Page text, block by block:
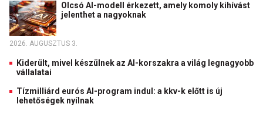
Olcsó AI-modell érkezett, amely komoly kihívást
jelenthet a nagyoknak
2026. AUGUSZTUS 3.
Kiderült, mivel készülnek az AI-korszakra a világ legnagyobb
vállalatai
Tízmilliárd eurós AI-program indul: a kkv-k előtt is új
lehetőségek nyílnak